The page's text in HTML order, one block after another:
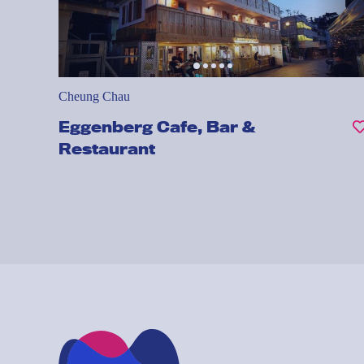
Cheung Chau
Eggenberg Cafe, Bar &
Restaurant